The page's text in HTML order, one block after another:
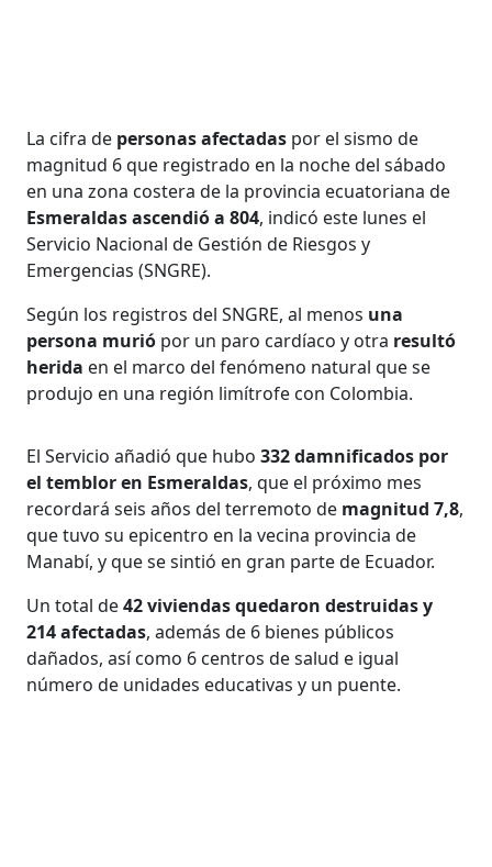
La cifra de personas afectadas por el sismo de
magnitud 6 que registrado en la noche del sábado
en una zona costera de la provincia ecuatoriana de
Esmeraldas ascendió a 804, indicó este lunes el
Servicio Nacional de Gestión de Riesgos y
Emergencias (SNGRE).
Según los registros del SNGRE, al menos una
persona murió por un paro cardíaco y otra resultó
herida en el marco del fenómeno natural que se
produjo en una región limítrofe con Colombia.
El Servicio añadió que hubo 332 damnificados por
el temblor en Esmeraldas, que el próximo mes
recordará seis años del terremoto de magnitud 7,8,
que tuvo su epicentro en la vecina provincia de
Manabí, y que se sintió en gran parte de Ecuador.
Un total de42 viviendas quedaron destruidas y
214 afectadas, además de 6 bienes públicos
dañados, así como 6 centros de salud e igual
número de unidades educativas y un puente.